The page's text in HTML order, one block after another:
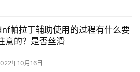
帕拉丁辅助使用的过程有什么要
意的？是否丝滑
年10月16日